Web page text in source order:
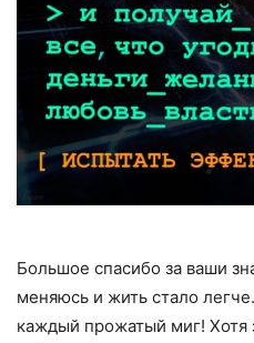
Большое спасибо за ваши
меняюсь и жить стало
каждый прожатый миг! Хотя